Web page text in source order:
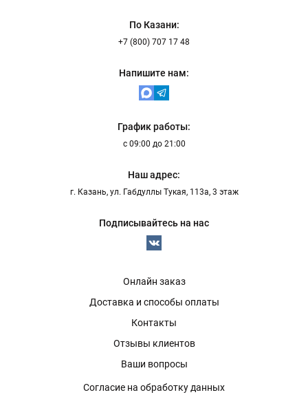
По Казани:
+7 (800) 707 17 48
Напишите нам:
График работы:
с 09:00 до 21:00
Наш адрес:
г. Казань, ул. Габдуллы Тукая, 113а, 3 этаж
Подписывайтесь на нас
Онлайн заказ
Доставка и способы оплаты
Контакты
Отзывы клиентов
Ваши вопросы
Согласие на обработку данных